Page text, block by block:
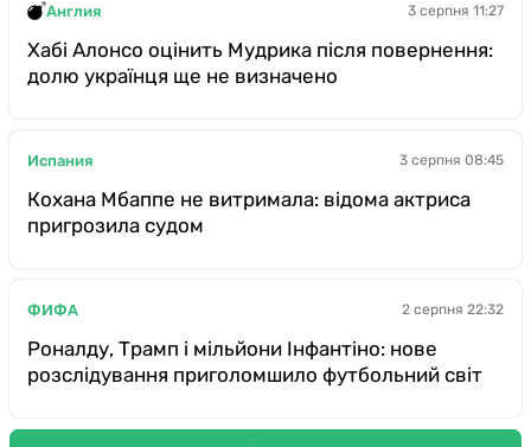
Англия 3 серпня 11:27
Хабі Алонсо оцінить Мудрика після повернення:
долю українця ще не визначено
Испания 3 серпня 08:45
Кохана Мбаппе не витримала: відома актриса
пригрозила судом
ФИФА 2 серпня 22:32
Роналду, Трамп і мільйони Інфантіно: нове
розслідування приголомшило футбольний світ